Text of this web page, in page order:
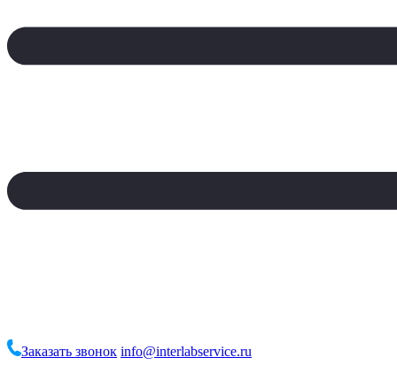
Заказать звонок info@interlabservice.ru